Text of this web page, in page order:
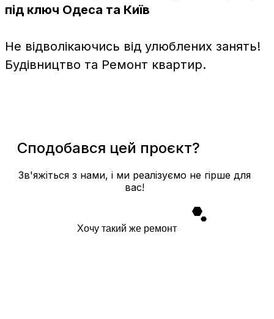
під ключ Одеса та Київ
Не відволікаючись від улюблених занять!
Будівництво та Ремонт квартир.
Сподобався цей проєкт?
Зв'яжіться з нами, і ми реалізуємо не гірше для
вас!
Хочу такий же ремонт